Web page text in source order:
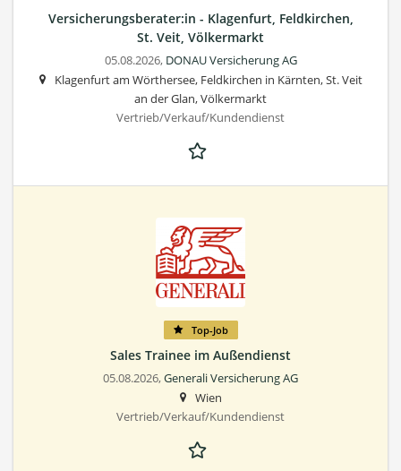
Versicherungsberater:in - Klagenfurt, Feldkirchen,
St. Veit, Völkermarkt
05.08.2026, DONAU Versicherung AG
Klagenfurt am Wörthersee, Feldkirchen in Kärnten, St. Veit
an der Glan, Völkermarkt
Vertrieb/Verkauf/Kundendienst
Top-Job
Sales Trainee im Außendienst
05.08.2026,Generali Versicherung AG
Wien
Vertrieb/Verkauf/Kundendienst